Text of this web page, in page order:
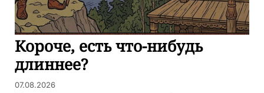
Короче, есть что-нибудь
длиннее?
07.08.2026